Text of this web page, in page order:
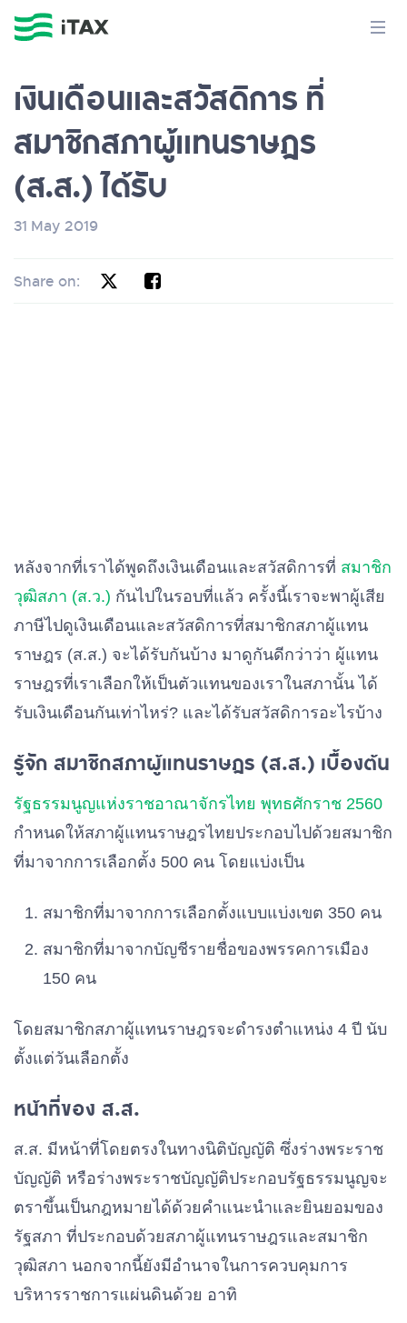
เงินเดือนและสวัสดิการ ที่
สมาชิกสภาผู้แทนราษฎร
(ส.ส.) ได้รับ
31 May 2019
Share on:
หลังจากที่เราได้พูดถึงเงินเดือนและสวัสดิการที่ สมาชิก
วุฒิสภา (ส.ว.) กันไปในรอบที่แล้ว ครั้งนี้เราจะพาผู้เสีย
ภาษีไปดูเงินเดือนและสวัสดิการที่สมาชิกสภาผู้แทน
ราษฎร (ส.ส.) จะได้รับกันบ้าง มาดูกันดีกว่าว่า ผู้แทน
ราษฎรที่เราเลือกให้เป็นตัวแทนของเราในสภานั้น ได้
รับเงินเดือนกันเท่าไหร่? และได้รับสวัสดิการอะไรบ้าง
รู้จัก สมาชิกสภาผู้แทนราษฎร (ส.ส.) เบื้องต้น
รัฐธรรมนูญแห่งราชอาณาจักรไทย พุทธศักราช 2560
กำหนดให้สภาผู้แทนราษฎรไทยประกอบไปด้วยสมาชิก
ที่มาจากการเลือกตั้ง 500 คน โดยแบ่งเป็น
สมาชิกที่มาจากการเลือกตั้งแบบแบ่งเขต 350 คน
สมาชิกที่มาจากบัญชีรายชื่อของพรรคการเมือง
150 คน
โดยสมาชิกสภาผู้แทนราษฎรจะดำรงตำแหน่ง 4 ปี นับ
ตั้งแต่วันเลือกตั้ง
หน้าที่ของ ส.ส.
ส.ส. มีหน้าที่โดยตรงในทางนิติบัญญัติ ซึ่งร่างพระราช
บัญญัติ หรือร่างพระราชบัญญัติประกอบรัฐธรรมนูญจะ
ตราขึ้นเป็นกฎหมายได้ด้วยคำแนะนำและยินยอมของ
รัฐสภา ที่ประกอบด้วยสภาผู้แทนราษฎรและสมาชิก
วุฒิสภา นอกจากนี้ยังมีอำนาจในการควบคุมการ
บริหารราชการแผ่นดินด้วย อาทิ